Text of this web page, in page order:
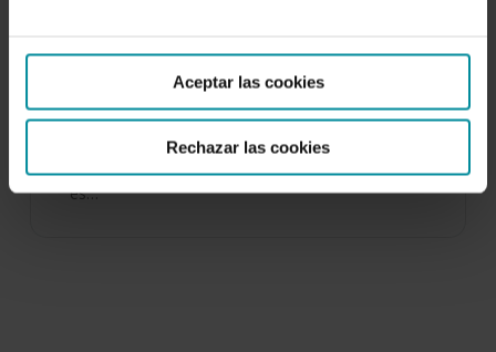
Aceptar las cookies
Rechazar las cookies
alta presión sobre el clima y la
bioproductividad de un cultivo de …
27 de mayo de 2005
En Almería, así como en otras zonas de
producción hortícola de la cuenca mediterránea
es…